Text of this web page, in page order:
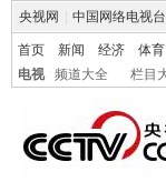
央视网 中国网络电视台
首页 新闻 经济 体育
电视
频道大全 栏目